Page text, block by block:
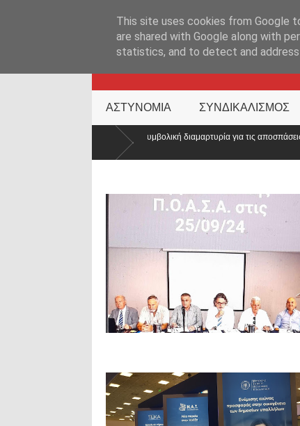
KATEHACKER
ΑΣΤΥΝΟΜΙΑ ΣΥΝΔΙΚΑΛΙΣΜΟΣ
Συμβολική διαμαρτυρία για τις αποσπάσεις – «Η Ελλάδα δεν είναι μόνο η
This site uses cookies from Google
are shared with Google along with
statistics, and to detect and address